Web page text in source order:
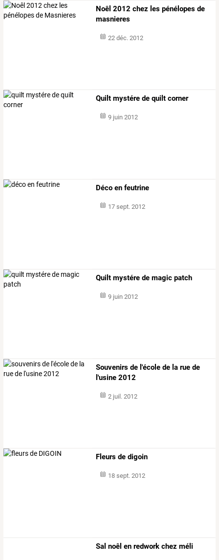
Noêl 2012 chez les pénélopes de
masnieres
22 déc. 2012
Quilt mystére de quilt corner
9 juin 2012
Déco en feutrine
17 sept. 2012
Quilt mystére de magic patch
9 juin 2012
Souvenirs de l'école de la rue de
l'usine 2012
2 juil. 2012
Fleurs de digoin
18 sept. 2012
Sal noêl en redwork chez méli